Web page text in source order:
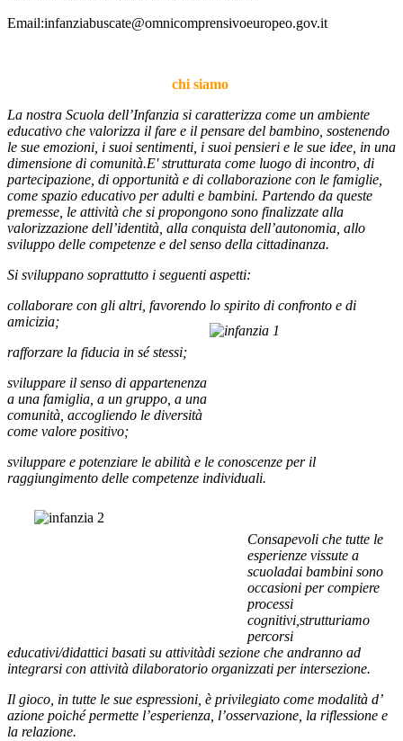
Email:infanziabuscate@omnicomprensivoeuropeo.gov.it
chi siamo
La nostra Scuola dell’Infanzia si caratterizza come un ambiente
educativo che valorizza il fare e il pensare del bambino, sostenendo
le sue emozioni, i suoi sentimenti, i suoi pensieri e le sue idee, in una
dimensione di comunità.E' strutturata come luogo di incontro, di
partecipazione, di opportunità e di collaborazione con le famiglie,
come spazio educativo per adulti e bambini. Partendo da queste
premesse, le attività che si propongono sono finalizzate alla
valorizzazione dell’identità, alla conquista dell’autonomia, allo
sviluppo delle competenze e del senso della cittadinanza.
Si sviluppano soprattutto i seguenti aspetti:
collaborare con gli altri, favorendo lo spirito di confronto e di
amicizia;
rafforzare la fiducia in sé stessi;
sviluppare il senso di appartenenza
a una famiglia, a un gruppo, a una
comunità, accogliendo le diversità
come valore positivo;
sviluppare e potenziare le abilità e le conoscenze per il
raggiungimento delle competenze individuali.
Consapevoli che tutte le
esperienze vissute a
scuoladai bambini sono
occasioni per compiere
processi
cognitivi, strutturiamo
percorsi
educativi/didattici basati su attivitàdi sezione che andranno ad
integrarsi con attività dilaboratorio organizzati per intersezione.
Il gioco, in tutte le sue espressioni, è privilegiato come modalità d’
azione poiché permette l’esperienza, l’osservazione, la riflessione e
la relazione.